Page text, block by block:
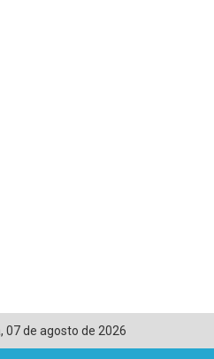
, 07 de agosto de 2026